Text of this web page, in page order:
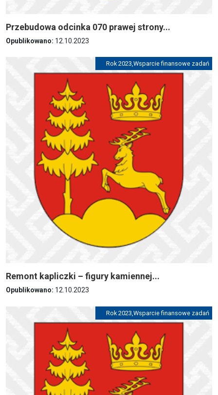
Przebudowa odcinka 070 prawej strony...
Opublikowano: 12.10.2023
Rok 2023,Wsparcie finansowe zadań
Remont kapliczki – figury kamiennej...
Opublikowano: 12.10.2023
Rok 2023 Wsparcie finansowe zadań